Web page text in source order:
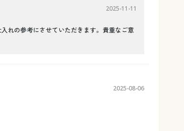
2025-11-11
れの参考にさせていただきます。貴重なご意
2025-08-06